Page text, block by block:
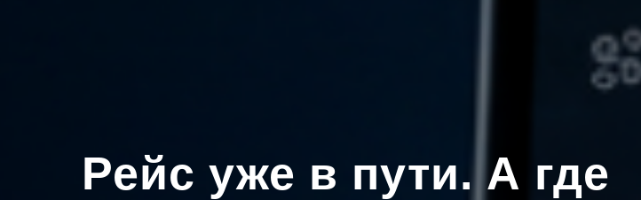
Рейс уже в пути. А где